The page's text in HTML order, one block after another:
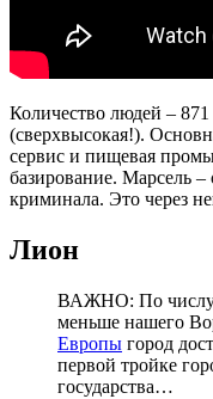
Количество людей –
(сверхвысокая!).
сервис и пищевая
базирование. Марсель
криминала. Это через
Лион
ВАЖНО: По числу
меньше нашего
Европы город
первой тройке
государства…